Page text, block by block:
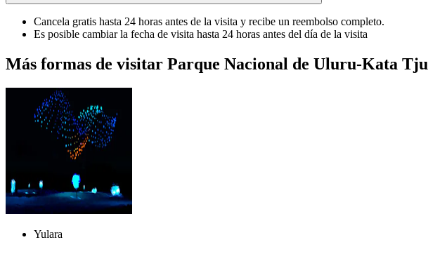
Cancela gratis hasta 24 horas antes de la visita y recibe un reembolso completo.
Es posible cambiar la fecha de visita hasta 24 horas antes del día de la visita
Más formas de visitar Parque Nacional de Uluru-Kata
Yulara